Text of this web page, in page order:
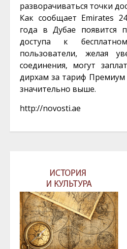
разворачиваться точки
Как сообщает Emirates
года в Дубае появится
доступа к
пользователи, желая
соединения, могут
дирхам за тариф Премиум
значительно выше.
http://novosti.ae